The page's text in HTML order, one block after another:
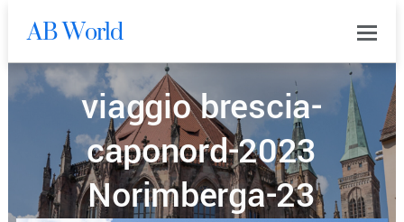
AB World
viaggio brescia-
caponord-2023
Norimberga-23